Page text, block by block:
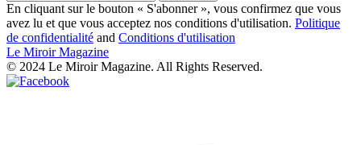
En cliquant sur le bouton « S'abonner », vous confirmez que vous
avez lu et que vous acceptez nos conditions d'utilisation. Politique
de confidentialité and Conditions d'utilisation
Le Miroir Magazine
© 2024 Le Miroir Magazine. All Rights Reserved.